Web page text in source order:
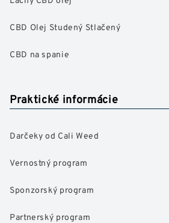
CBD Olej Studený Stlačený
CBD na spanie
Praktické informácie
Darčeky od Cali Weed
Vernostný program
Sponzorský program
Partnerský program